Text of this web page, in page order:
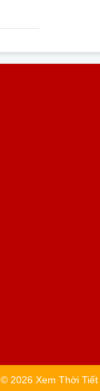
© 2026 Xem Thời Tiết